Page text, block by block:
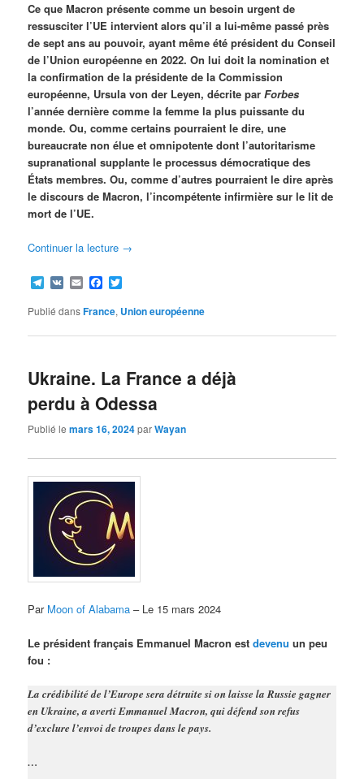
Ce que Macron présente comme un besoin urgent de
ressusciter l’UE intervient alors qu’il a lui-même passé près
de sept ans au pouvoir, ayant même été président du Conseil
de l’Union européenne en 2022. On lui doit la nomination et
la confirmation de la présidente de la Commission
européenne, Ursula von der Leyen, décrite parForbes
l’année dernière comme la femme la plus puissante du
monde. Ou, comme certains pourraient le dire, une
bureaucrate non élue et omnipotente dont l’autoritarisme
supranational supplante le processus démocratique des
États membres. Ou, comme d’autres pourraient le dire après
le discours de Macron, l’incompétente infirmière sur le lit de
mort de l’UE.
Continuer la lecture →
Telegram
VK EmailFacebook
Publié dansFrance, Union européenne
Ukraine. La France a déjà
perdu à Odessa
Publié lemars 16, 2024parWayan
Par Moon of Alabama – Le 15 mars 2024
Le président français Emmanuel Macron estdevenu un peu
fou :
La crédibilité de l’Europe sera détruite si on laisse la Russie gagner
en Ukraine, a averti Emmanuel Macron, qui défend son refus
d’exclure l’envoi de troupes dans le pays.
…